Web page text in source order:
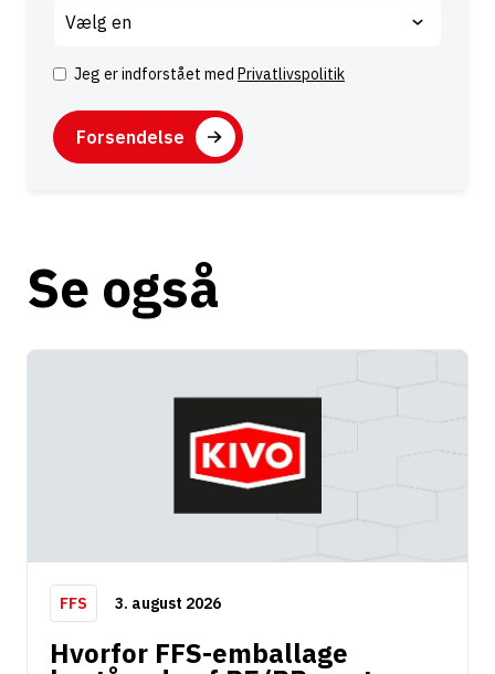
S
m
t
Jeg er indforstået med Privatlivspolitik
C
A
A
Se også
FFS 3. august 2026
Hvorfor FFS-emballage